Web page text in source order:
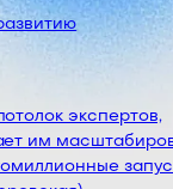
экспертов,
им